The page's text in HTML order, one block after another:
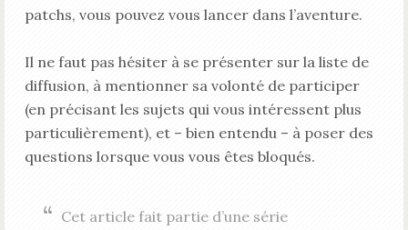
patchs, vous pouvez vous lancer dans l’aventure.
Il ne faut pas hésiter à se présenter sur la liste de
diffusion, à mentionner sa volonté de participer
(en précisant les sujets qui vous intéressent plus
particulièrement), et – bien entendu – à poser des
questions lorsque vous vous êtes bloqués.
Cet article fait partie d’une série